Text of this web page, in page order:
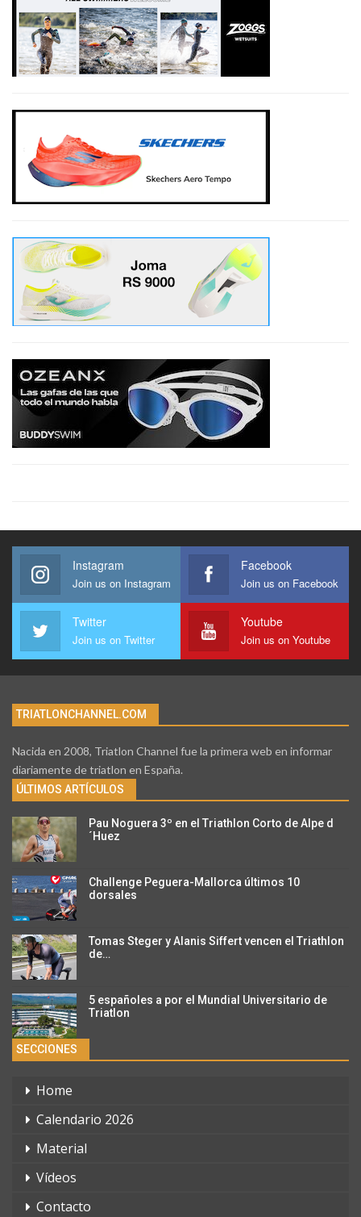
Instagram
Join us on Instagram
Facebook
Join us on Facebook
Twitter
Join us on Twitter
Youtube
Join us on Youtube
TRIATLONCHANNEL.COM
Nacida en 2008, Triatlon Channel fue la primera web en informar
diariamente de triatlon en España.
ÚLTIMOS ARTÍCULOS
Pau Noguera 3º en el Triathlon Corto de Alpe d
´Huez
Challenge Peguera-Mallorca últimos 10
dorsales
Tomas Steger y Alanis Siffert vencen el Triathlon
de…
5 españoles a por el Mundial Universitario de
Triatlon
SECCIONES
Home
Calendario 2026
Material
Vídeos
Contacto